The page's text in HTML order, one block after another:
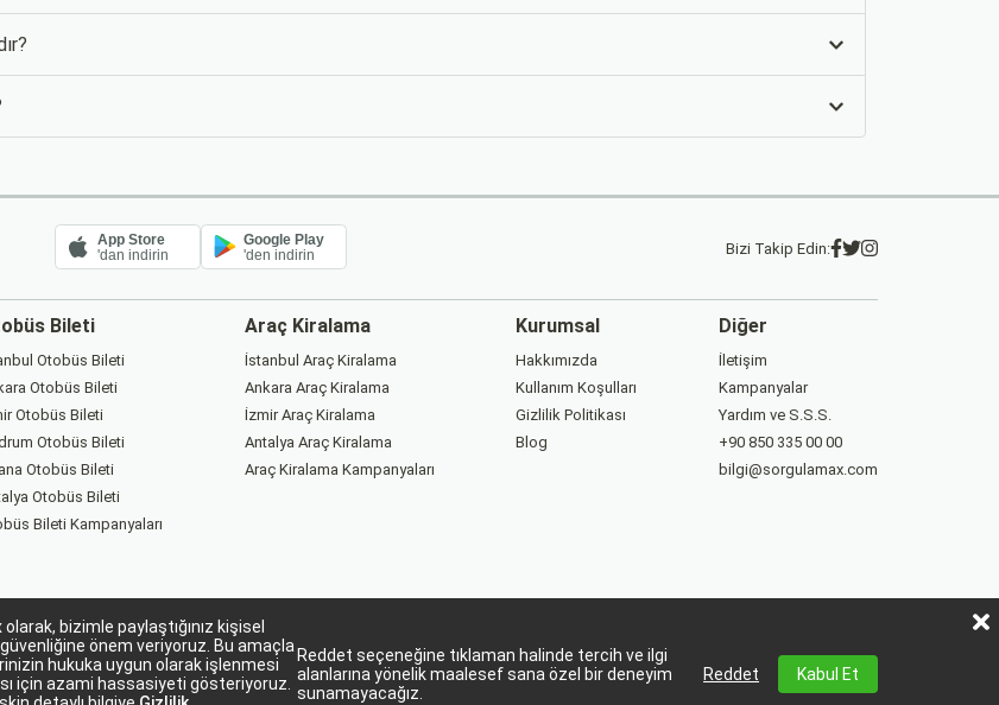
bizimle paylaştığınız kişisel
önem veriyoruz. Bu amaçla
hukuka uygun olarak işlenmesi
için azami hassasiyeti gösteriyoruz.
Reddet seçeneğine tıklaman halinde tercih ve ilgi
alanlarına yönelik maalesef sana özel bir deneyim
sunamayacağız.
Reddet Kabul Et
App Store
'dan indirin
Google Play
'den indirin Bizi Takip Edin:
Bileti
Otobüs Bileti
Otobüs Bileti
Otobüs Bileti
Otobüs Bileti
Otobüs Bileti
Otobüs Bileti
Bileti Kampanyaları
Araç Kiralama
İstanbul Araç Kiralama
Ankara Araç Kiralama
İzmir Araç Kiralama
Antalya Araç Kiralama
Araç Kiralama Kampanyaları
Kurumsal
Hakkımızda
Kullanım Koşulları
Gizlilik Politikası
Blog
Diğer
İletişim
Kampanyalar
Yardım ve S.S.S.
+90 850 335 00 00
bilgi@sorgulamax.com
Sorgulamax Turizim, TURSAB Belge No: 15863